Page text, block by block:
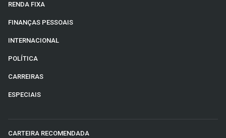
RENDA FIXA
FINANÇAS PESSOAIS
INTERNACIONAL
POLÍTICA
CARREIRAS
ESPECIAIS
CARTEIRA RECOMENDADA